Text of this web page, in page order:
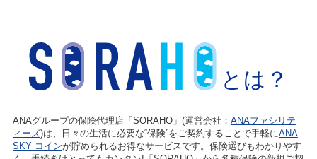
とは？
ANAグループの保険代理店「SORAHO」(運営会社： ANAファシリテ
ィーズ)は、日々の生活に必要な“保険”をご契約することで手軽にANA
SKY コインが貯められるお得なサービスです。保険選びもわかりやす